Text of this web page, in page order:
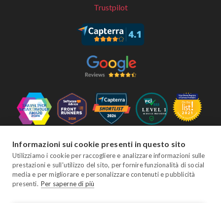
Trustpilot
Seguici
FacebookTwitter LinkedIn
Informazioni sui cookie presenti in questo sito
Utilizziamo i cookie per raccogliere e analizzare informazioni sulle
prestazioni e sull'utilizzo del sito, per fornire funzionalità di social
media e per migliorare e personalizzare contenuti e pubblicità
presenti. Per saperne di più